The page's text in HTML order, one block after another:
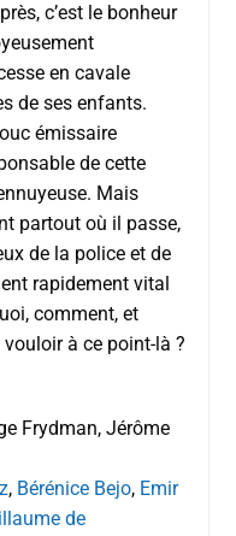
c’est le bonheur
en cavale
de ses enfants.
émissaire
de cette
Mais
partout où il passe,
de la police et de
rapidement vital
comment, et
à ce point-là ?
Frydman, Jérôme
, Bérénice Bejo, Emir
de